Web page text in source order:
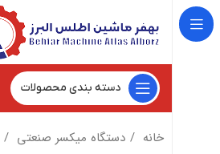
دسته بندی محصولات
خانه دستگاه میکسر صنعتی